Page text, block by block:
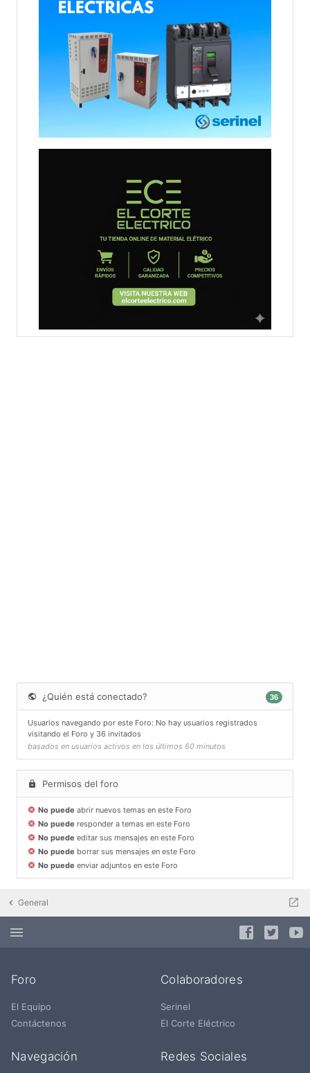
¿Quién está conectado? 36
Usuarios navegando por este Foro: No hay usuarios registrados
visitando el Foro y 36 invitados
basados en usuarios activos en los últimos 60 minutos
Permisos del foro
No puede abrir nuevos temas en este Foro
No puede responder a temas en este Foro
No puede editar sus mensajes en este Foro
No puede borrar sus mensajes en este Foro
No puede enviar adjuntos en este Foro
General
Foro
El Equipo
Contáctenos
Colaboradores
Serinel
El Corte Eléctrico
Navegación Redes Sociales